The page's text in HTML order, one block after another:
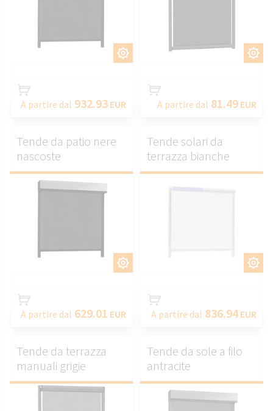
A partire dal 932.93 EUR
PERSONALIZZARE.
A partire dal 81.49 EUR
Tende da patio nere
nascoste
A partire dal 629.01 EUR
Tende solari da
terrazza bianche
A partire dal 836.94 EUR
Tende da terrazza
manuali grigie
Tende da sole a filo
antracite